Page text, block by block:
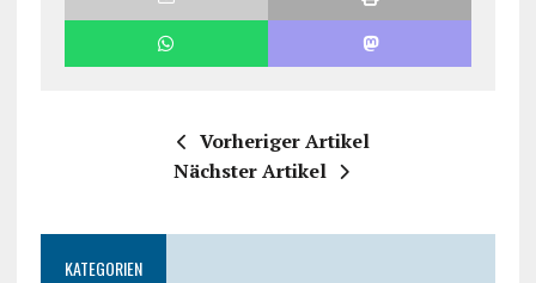
Vorheriger Artikel
Nächster Artikel
KATEGORIEN